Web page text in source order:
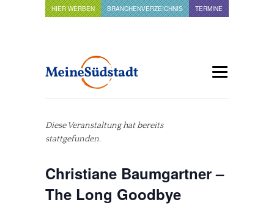
HIER WERBEN BRANCHENVERZEICHNIS TERMINE
Diese Veranstaltung hat bereits
stattgefunden.
Christiane Baumgartner –
The Long Goodbye